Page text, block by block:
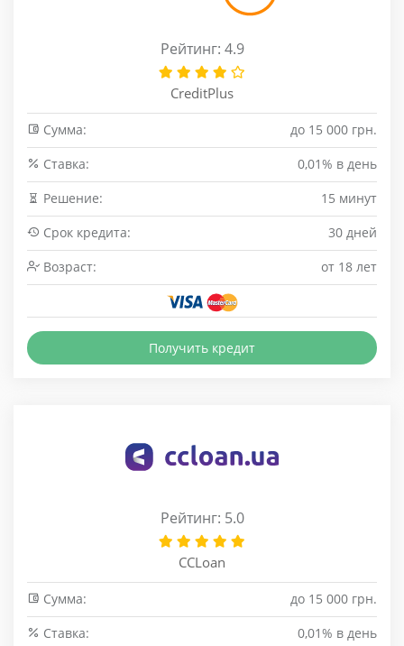
Рейтинг: 4.9
CreditPlus
Сумма:
до 15 000 грн.
Cтавка:
0,01% в день
Решение:
15 минут
Срок кредита:
30 дней
Возраст:
от 18 лет
Получить кредит
Рейтинг: 5.0
CCLoan
Сумма:
до 15 000 грн.
Cтавка:
0,01% в день